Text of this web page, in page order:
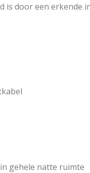
is door een erkende
gehele natte ruimte